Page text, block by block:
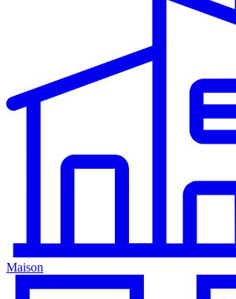
Maison